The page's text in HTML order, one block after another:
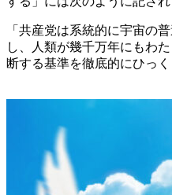
「共産党は系統的に宇宙の
し、人類が幾千万年にもわ
断する基準を徹底的にひっ